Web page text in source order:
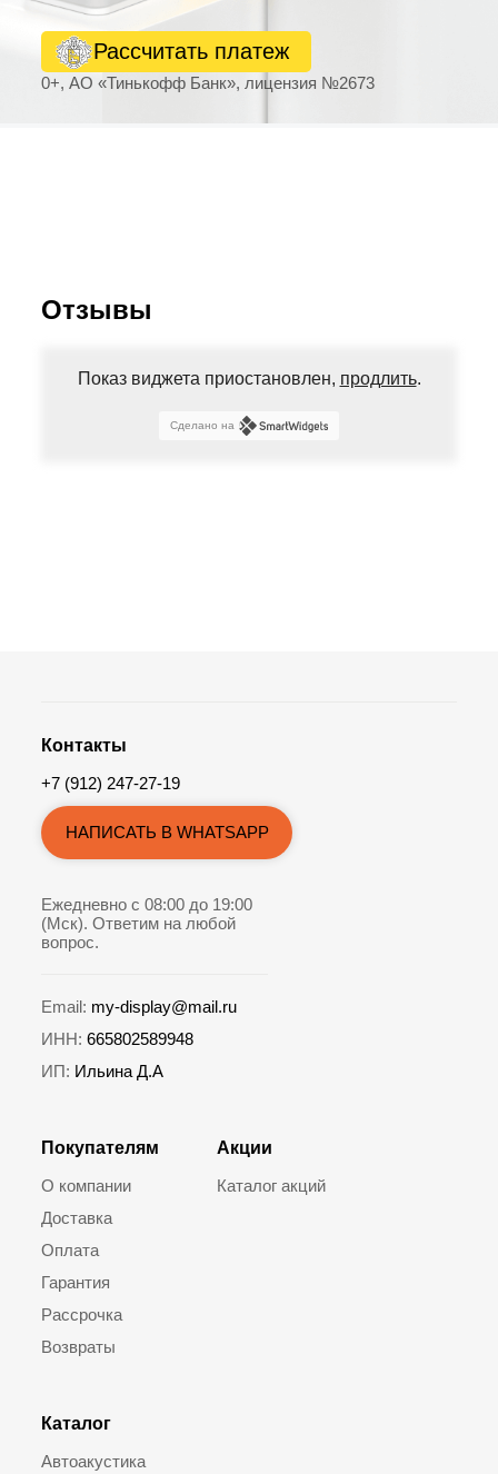
0+, АО «Тинькофф Банк», лицензия №2673
Рассчитать платеж
Отзывы
Показ виджета приостановлен, продлить.
Сделано на
Покупателям
О компании
Доставка
Оплата
Гарантия
Рассрочка
Возвраты
Каталог
Автоакустика
Акции
Каталог акций
Контакты
+7 (912) 247-27-19
НАПИСАТЬ В WHATSAPP
Ежедневно с 08:00 до 19:00
(Мск). Ответим на любой
вопрос.
Email: my-display@mail.ru
ИНН: 665802589948
ИП: Ильина Д.А